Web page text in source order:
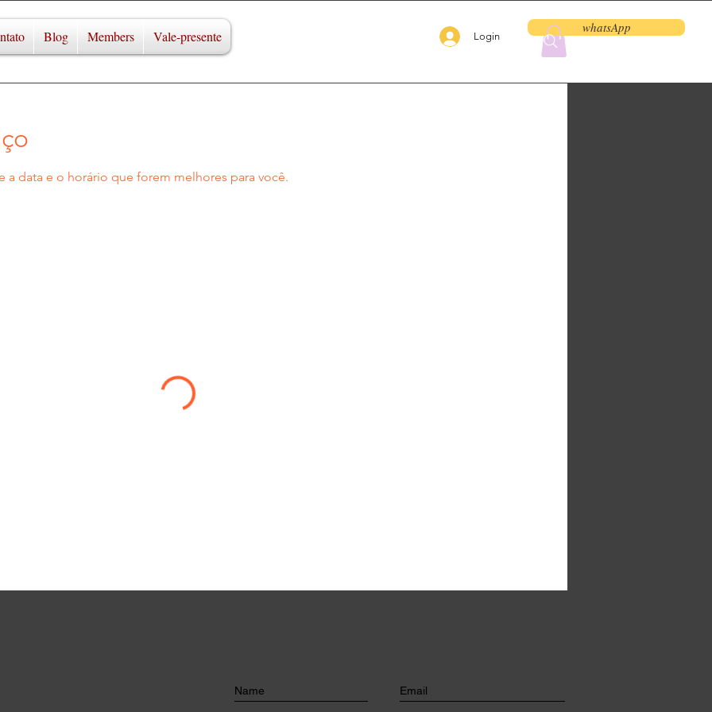
Blog Members Vale-presente Login
whatsApp
data e o horário que forem melhores para você.